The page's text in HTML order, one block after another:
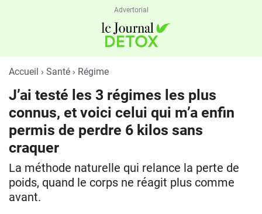
Advertorial
Accueil › Santé › Régime
J’ai testé les 3 régimes les plus
connus, et voici celui qui m’a enfin
permis de perdre 6 kilos sans
craquer
La méthode naturelle qui relance la perte de
poids, quand le corps ne réagit plus comme
avant.